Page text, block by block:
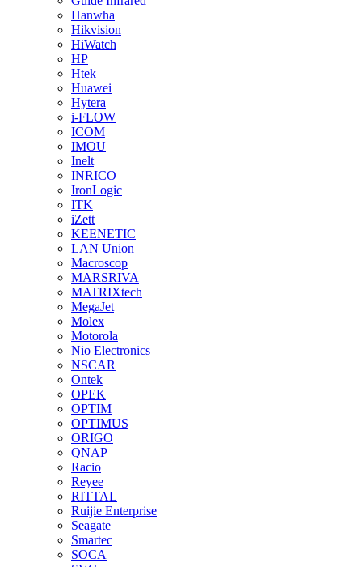
Hanwha
Hikvision
HiWatch
HP
Htek
Huawei
Hytera
i-FLOW
ICOM
IMOU
Inelt
INRICO
IronLogic
ITK
iZett
KEENETIC
LAN Union
Macroscop
MARSRIVA
MATRIXtech
MegaJet
Molex
Motorola
Nio Electronics
NSCAR
Ontek
OPEK
OPTIM
OPTIMUS
ORIGO
QNAP
Racio
Reyee
RITTAL
Ruijie Enterprise
Seagate
Smartec
SOCA